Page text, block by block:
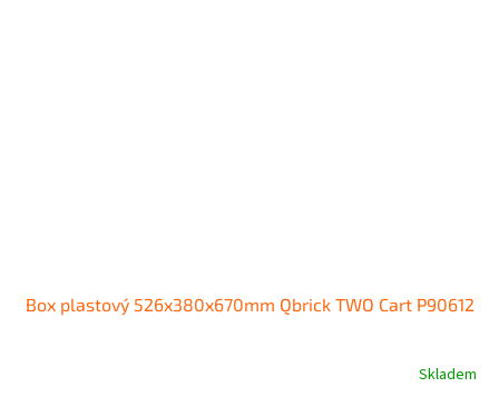
Box plastový 526x380x670mm Qbrick TWO Cart P90612
Skladem